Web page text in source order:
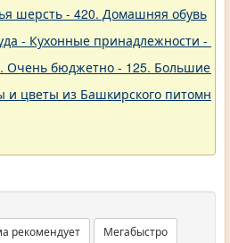
шерсть - 420. Домашняя обувь
- Кухонные принадлежности -
Очень бюджетно - 125. Большие
и цветы из Башкирского
рекомендует Мегабыстро